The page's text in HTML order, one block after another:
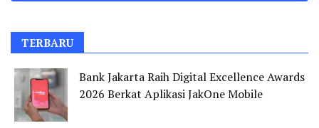
TERBARU
Bank Jakarta Raih Digital Excellence Awards
2026 Berkat Aplikasi JakOne Mobile